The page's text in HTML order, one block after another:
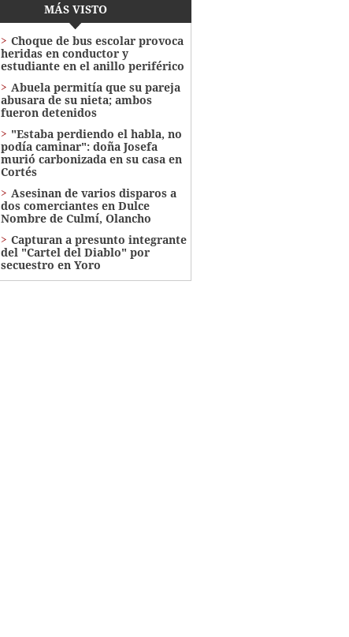
MÁS VISTO
Choque de bus escolar provoca
heridas en conductor y
estudiante en el anillo periférico
Abuela permitía que su pareja
abusara de su nieta; ambos
fueron detenidos
"Estaba perdiendo el habla, no
podía caminar": doña Josefa
murió carbonizada en su casa en
Cortés
Asesinan de varios disparos a
dos comerciantes en Dulce
Nombre de Culmí, Olancho
Capturan a presunto integrante
del "Cartel del Diablo" por
secuestro en Yoro